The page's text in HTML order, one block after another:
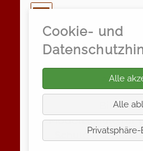
Cookie- und
Alle
Alle
Klaus-
Grund- und
Stadt
Bili-
Modellschule für
Schule mit